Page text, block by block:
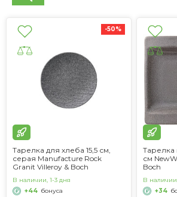
Тарелка для хлеба 15,5 см,
серая Manufacture Rock
Granit Villeroy & Boch
-50%
В наличии, 1-3 дня
+44 бонуса
Тарелка
см
Boch
В
+34